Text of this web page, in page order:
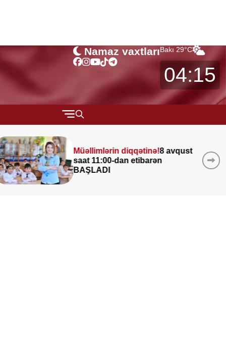
Namaz vaxtlarıBakı 29°C
04:15
MÜSAHİBƏ
MARAQLI
Leysan olacaq, şimşək
çaxacaq, dolu düşəcək —
ƏHALİYƏ XƏBƏRDARLIQ